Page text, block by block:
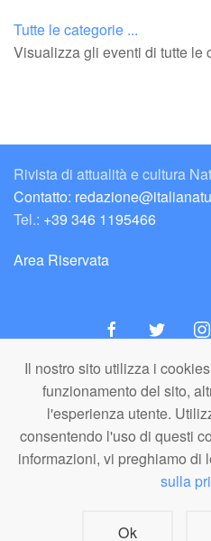
Il nostro sito utilizza i
funzionamento del sito,
l'esperienza utente.
consentendo l'uso di questi
informazioni, vi preghiamo di
sulla
Ok
Tutte le categorie ...
Visualizza gli eventi di tutte le
Rivista di attualità e cultura
Contatto:
Tel.: +39 346 1195466
Area Riservata
italiaNATURISTA
Editore e Redazione
A.N.ITA. Associazione
C.F. 80203710159
© A.N.ITA. - Tutto il materiale
A.N.ITA. - Associazione Naturista
formato senza citazione della fonte.